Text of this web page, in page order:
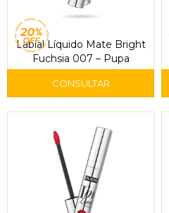
Labial Líquido Mate Bright
Fuchsia 007 – Pupa